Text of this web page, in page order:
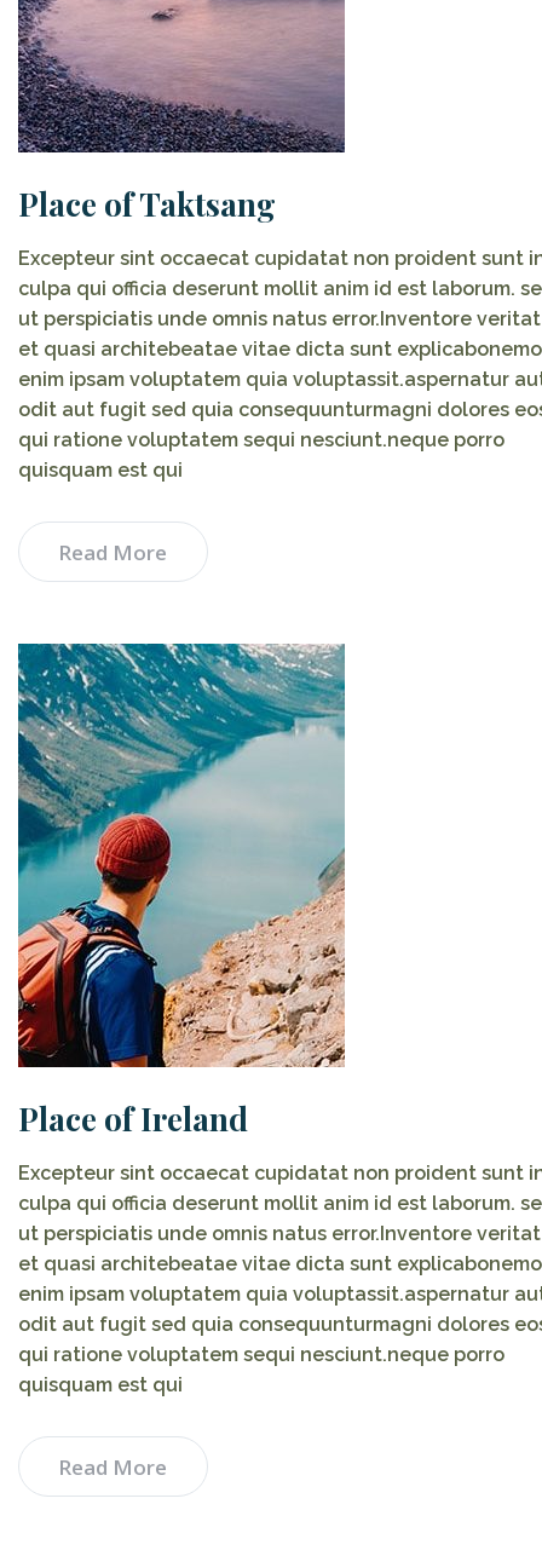
Place of Taktsang
Excepteur sint occaecat cupidatat non proident sunt
culpa qui officia deserunt mollit anim id est laborum.
ut perspiciatis unde omnis natus error.Inventore
et quasi architebeatae vitae dicta sunt explicabonemo
enim ipsam voluptatem quia voluptassit.aspernatur
odit aut fugit sed quia consequunturmagni dolores
qui ratione voluptatem sequi nesciunt.neque porro
quisquam est qui
Read More
Place of Ireland
Excepteur sint occaecat cupidatat non proident sunt
culpa qui officia deserunt mollit anim id est laborum.
ut perspiciatis unde omnis natus error.Inventore
et quasi architebeatae vitae dicta sunt explicabonemo
enim ipsam voluptatem quia voluptassit.aspernatur
odit aut fugit sed quia consequunturmagni dolores
qui ratione voluptatem sequi nesciunt.neque porro
quisquam est qui
Read More